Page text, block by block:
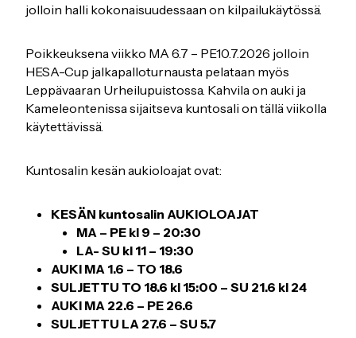
jolloin halli kokonaisuudessaan on kilpailukäytössä.
Poikkeuksena viikko MA 6.7 – PE10.7.2026 jolloin
HESA-Cup jalkapalloturnausta pelataan myös
Leppävaaran Urheilupuistossa. Kahvila on auki ja
Kameleontenissa sijaitseva kuntosali on tällä viikolla
käytettävissä.
Kuntosalin kesän aukioloajat ovat:
KESÄN kuntosalin AUKIOLOAJAT
MA – PE kl 9 – 20:30
LA- SU kl 11 – 19:30
AUKI MA 1.6 – TO 18.6
SULJETTU TO 18.6 kl 15:00 – SU 21.6 kl 24
AUKI MA 22.6 – PE 26.6
SULJETTU LA 27.6 – SU 5.7